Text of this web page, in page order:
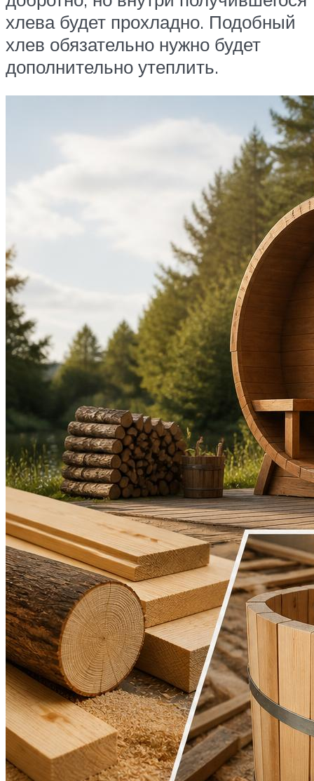
хлева будет прохладно. Подобный
хлев обязательно нужно будет
дополнительно утеплить.